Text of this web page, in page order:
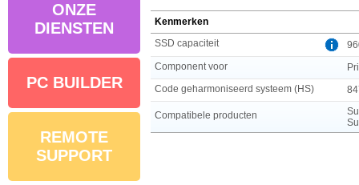
ONZE
DIENSTEN
PC BUILDER
REMOTE
SUPPORT
Kenmerken
SSD capaciteit
Component voor
Code geharmoniseerd systeem (HS)
Compatibele producten